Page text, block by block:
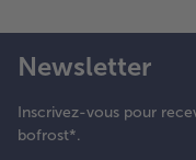
Newsletter
Inscrivez-vous pour
bofrost*.